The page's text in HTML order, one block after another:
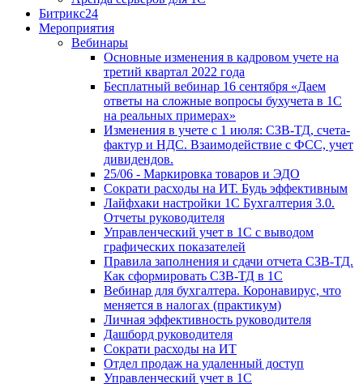
Битрикс24
Мероприятия
Вебинары
Основные изменения в кадровом учете на
третий квартал 2022 года
Бесплатный вебинар 16 сентября «Даем
ответы на сложные вопросы бухучета в 1С
на реальных примерах»
Изменения в учете с 1 июля: СЗВ-ТД, счета-
фактур и НДС. Взаимодействие с ФСС, учет
дивидендов.
25/06 - Маркировка товаров и ЭДО
Сократи расходы на ИТ. Будь эффективным
Лайфхаки настройки 1С Бухгалтерия 3.0.
Отчеты руководителя
Управленческий учет в 1С с выводом
графических показателей
Правила заполнения и сдачи отчета СЗВ-ТД.
Как сформировать СЗВ-ТД в 1С
Вебинар для бухгалтера. Коронавирус, что
меняется в налогах (практикум)
Личная эффективность руководителя
Дашборд руководителя
Сократи расходы на ИТ
Отдел продаж на удаленный доступ
Управленческий учет в 1С